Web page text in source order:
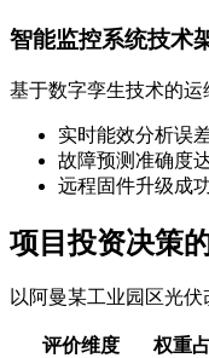
智能监控系统技术
基于数字孪生技术的运
实时能效分析误
故障预测准确度
远程固件升级成
项目投资决策
以阿曼某工业园区光伏
评价维度 权重